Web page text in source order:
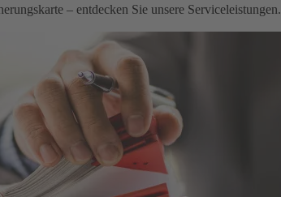
– entdecken Sie unsere Serviceleistungen.